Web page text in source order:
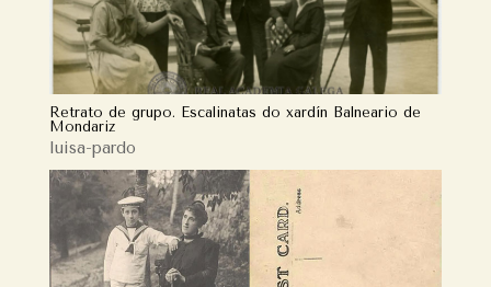
Retrato de grupo. Escalinatas do xardín Balneario de
Mondariz
luisa-pardo